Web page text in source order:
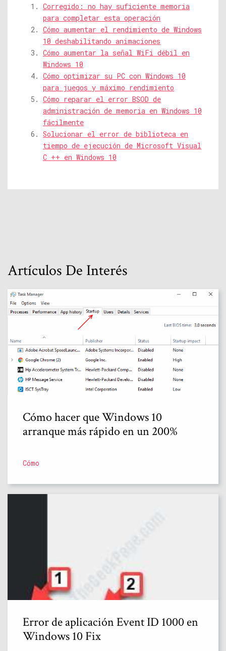
Corregido: no hay suficiente memoria
para completar esta operación
Cómo aumentar el rendimiento de Windows
10 deshabilitando animaciones
Cómo aumentar la señal WiFi débil en
Windows 10
Cómo optimizar su PC con Windows 10
para juegos y máximo rendimiento
Cómo reparar el error BSOD de
administración de memoria en Windows 10
fácilmente
Solucionar el error de biblioteca en
tiempo de ejecución de Microsoft Visual
C ++ en Windows 10
Artículos De Interés
Cómo hacer que Windows 10
arranque más rápido en un 200%
Cómo
Error de aplicación Event ID 1000 en
Windows 10 Fix